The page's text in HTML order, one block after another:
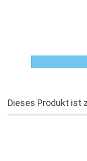
Dieses Produkt ist